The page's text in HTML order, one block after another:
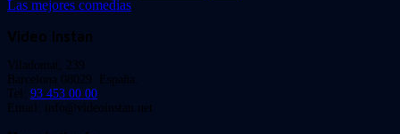
Las mejores comedias
Video Instan
Viladomat, 239
Barcelona 08029. España.
Tel: 93 453 00 00
Email: info@videoinstan.net